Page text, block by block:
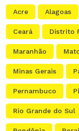
Acre Alagoas
Ceará Distrito
Maranhão
Minas Gerais
Pernambuco
Rio Grande do Sul